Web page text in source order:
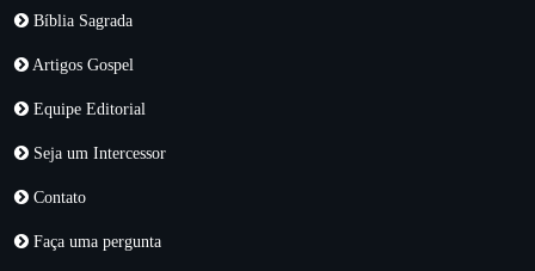
Bíblia Sagrada
Artigos Gospel
Equipe Editorial
Seja um Intercessor
Contato
Faça uma pergunta